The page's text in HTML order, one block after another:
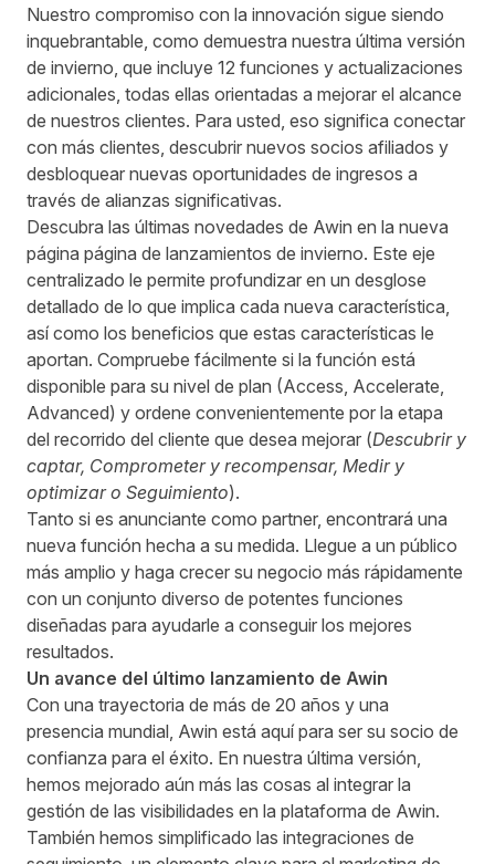
Nuestro compromiso con la innovación sigue siendo
inquebrantable, como demuestra nuestra última versión
de invierno, que incluye 12 funciones y actualizaciones
adicionales, todas ellas orientadas a mejorar el alcance
de nuestros clientes. Para usted, eso significa conectar
con más clientes, descubrir nuevos socios afiliados y
desbloquear nuevas oportunidades de ingresos a
través de alianzas significativas.
Descubra las últimas novedades de Awin en la nueva
página página de lanzamientos de invierno. Este eje
centralizado le permite profundizar en un desglose
detallado de lo que implica cada nueva característica,
así como los beneficios que estas características le
aportan. Compruebe fácilmente si la función está
disponible para su nivel de plan (Access, Accelerate,
Advanced) y ordene convenientemente por la etapa
del recorrido del cliente que desea mejorar (Descubrir y
captar, Comprometer y recompensar, Medir y
optimizar o Seguimiento).
Tanto si es anunciante como partner, encontrará una
nueva función hecha a su medida. Llegue a un público
más amplio y haga crecer su negocio más rápidamente
con un conjunto diverso de potentes funciones
diseñadas para ayudarle a conseguir los mejores
resultados.
Un avance del último lanzamiento de Awin
Con una trayectoria de más de 20 años y una
presencia mundial, Awin está aquí para ser su socio de
confianza para el éxito. En nuestra última versión,
hemos mejorado aún más las cosas al integrar la
gestión de las visibilidades en la plataforma de Awin.
También hemos simplificado las integraciones de